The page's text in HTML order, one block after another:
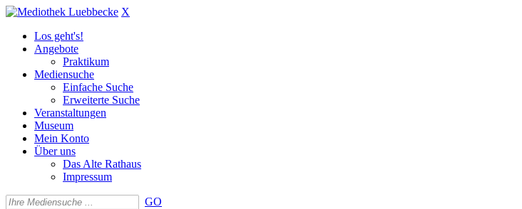
X
Los geht's!
Angebote
Praktikum
Mediensuche
Einfache Suche
Erweiterte Suche
Veranstaltungen
Museum
Mein Konto
Über uns
Das Alte Rathaus
Impressum
GO